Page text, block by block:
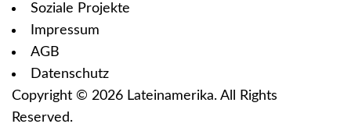
Soziale Projekte
Impressum
AGB
Datenschutz
Copyright © 2026 Lateinamerika. All Rights
Reserved.